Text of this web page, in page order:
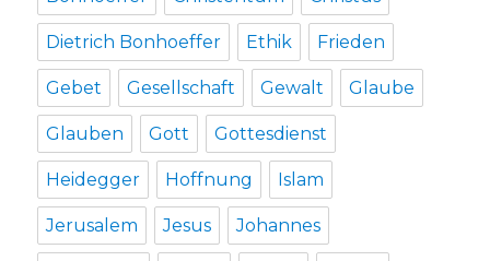
Dietrich Bonhoeffer Ethik Frieden
Gebet Gesellschaft Gewalt Glaube
Glauben Gott Gottesdienst
Heidegger Hoffnung Islam
Jerusalem Jesus Johannes